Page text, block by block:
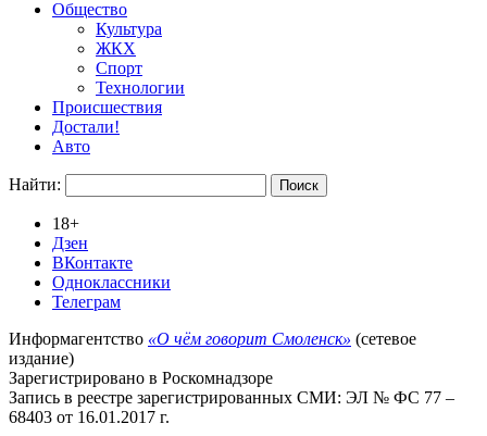
Общество
Культура
ЖКХ
Спорт
Технологии
Происшествия
Достали!
Авто
Найти:
18+
Дзен
ВКонтакте
Одноклассники
Телеграм
Информагентство «О чём говорит Смоленск» (сетевое
издание)
Зарегистрировано в Роскомнадзоре
Запись в реестре зарегистрированных СМИ: ЭЛ № ФС 77 –
68403 от 16.01.2017 г.